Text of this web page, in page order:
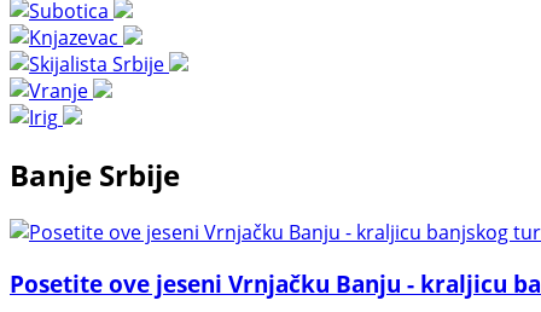
Banje Srbije
Posetite ove jeseni Vrnjačku Banju - kraljicu